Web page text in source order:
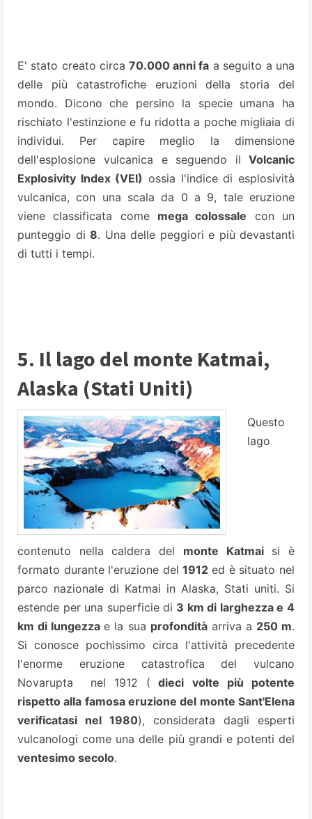
E' stato creato circa 70.000 anni fa a seguito a una
delle più catastrofiche eruzioni della storia del
mondo. Dicono che persino la specie umana ha
rischiato l'estinzione e fu ridotta a poche migliaia di
individui. Per capire meglio la dimensione
dell'esplosione vulcanica e seguendo il Volcanic
Explosivity Index (VEI) ossia l'indice di esplosività
vulcanica, con una scala da 0 a 9, tale eruzione
viene classificata come mega colossale con un
punteggio di 8. Una delle peggiori e più devastanti
di tutti i tempi.
5. Il lago del monte Katmai,
Alaska (Stati Uniti)
Questo
lago
contenuto nella caldera del monte Katmaisi è
formato durante l'eruzione del 1912ed è situato nel
parco nazionale di Katmai in Alaska, Stati uniti. Si
estende per una superficie di 3 km di larghezza e 4
km di lungezzae la sua profonditàarriva a 250 m.
Si conosce pochissimo circa l'attività precedente
l'enorme eruzione catastrofica del vulcano
Novarupta nel 1912 ( dieci volte più potente
rispetto alla famosa eruzione del monte Sant'Elena
verificatasi nel 1980), considerata dagli esperti
vulcanologi come una delle più grandi e potenti del
ventesimo secolo.